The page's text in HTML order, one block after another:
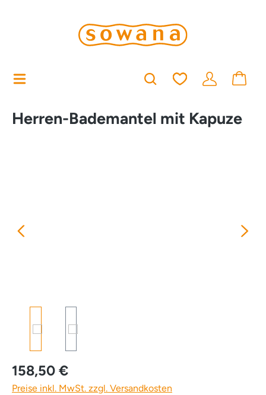
Du hast 0
Herren-Bademantel mit Kapuze
158,50 €
Preise inkl. MwSt. zzgl. Versandkosten